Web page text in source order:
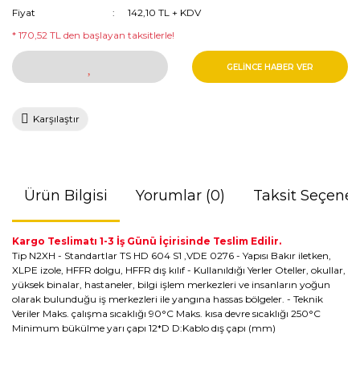
Fiyat
142,10 TL + KDV
* 170,52 TL den başlayan taksitlerle!
GELİNCE HABER VER
Karşılaştır
Ürün Bilgisi Yorumlar (0) Taksit
Kargo Teslimatı 1-3 İş Günü İçirisinde Teslim Edilir.
Tip N2XH - Standartlar TS HD 604 S1 ,VDE 0276 - Yapısı Bakır iletken,
XLPE izole, HFFR dolgu, HFFR dış kılıf - Kullanıldığı Yerler Oteller, okullar,
yüksek binalar, hastaneler, bilgi işlem merkezleri ve insanların yoğun
olarak bulunduğu iş merkezleri ile yangına hassas bölgeler. - Teknik
Veriler Maks. çalışma sıcaklığı 90°C Maks. kısa devre sıcaklığı 250°C
Minimum bükülme yarı çapı 12*D D:Kablo dış çapı (mm)